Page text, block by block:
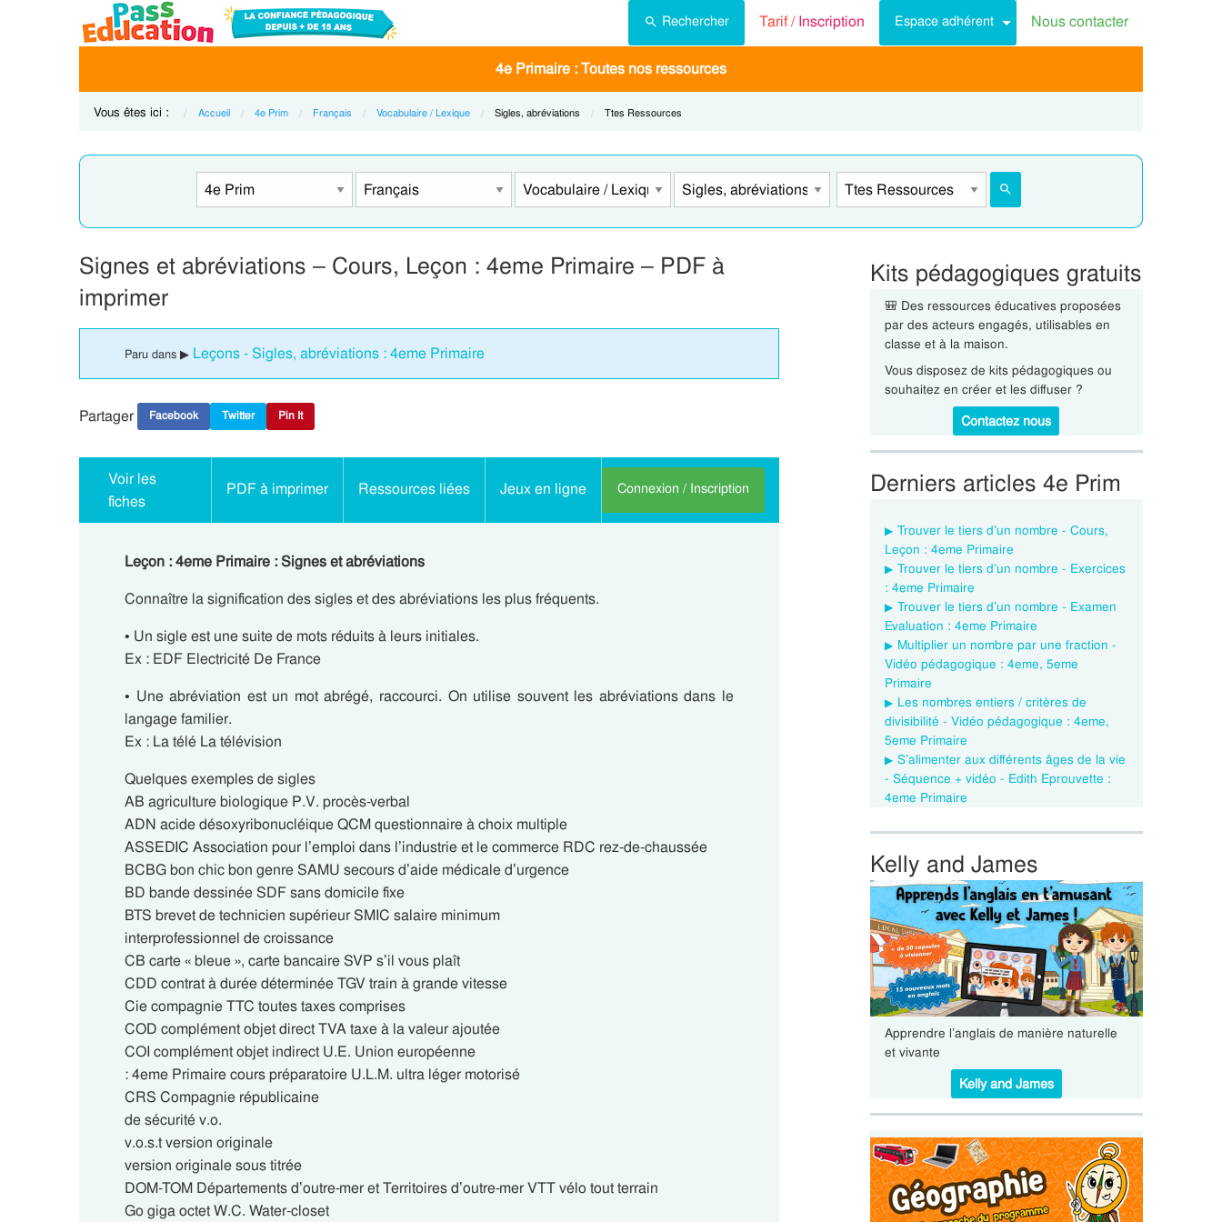
Rechercher Tarif /Inscription Espace adhérent Nous contacter
4e Primaire : Toutes nos ressources
Vous êtes ici : Accueil 4e Prim Français Vocabulaire / Lexique Current:
Sigles, abréviations Current:
Ttes Ressources
Signes et abréviations – Cours, Leçon : 4eme Primaire – PDF à
imprimer
Paru dans ▶ Leçons - Sigles, abréviations : 4eme Primaire
Partager Facebook Twitter Pin It
Voir les
fiches
PDF à imprimer Ressources liées Jeux en ligne Connexion / Inscription
Leçon : 4eme Primaire : Signes et abréviations
Connaître la signification des sigles et des abréviations les plus fréquents.
• Un sigle est une suite de mots réduits à leurs initiales.
Ex : EDF Electricité De France
• Une abréviation est un mot abrégé, raccourci. On utilise souvent les abréviations dans le
langage familier.
Ex : La télé La télévision
Quelques exemples de sigles
AB agriculture biologique P.V. procès-verbal
ADN acide désoxyribonucléique QCM questionnaire à choix multiple
ASSEDIC Association pour l’emploi dans l’industrie et le commerce RDC rez-de-chaussée
BCBG bon chic bon genre SAMU secours d’aide médicale d’urgence
BD bande dessinée SDF sans domicile fixe
BTS brevet de technicien supérieur SMIC salaire minimum
interprofessionnel de croissance
CB carte « bleue », carte bancaire SVP s’il vous plaît
CDD contrat à durée déterminée TGV train à grande vitesse
Cie compagnie TTC toutes taxes comprises
COD complément objet direct TVA taxe à la valeur ajoutée
COI complément objet indirect U.E. Union européenne
: 4eme Primaire cours préparatoire U.L.M. ultra léger motorisé
CRS Compagnie républicaine
de sécurité v.o.
v.o.s.t version originale
version originale sous titrée
DOM-TOM Départements d’outre-mer et Territoires d’outre-mer VTT vélo tout terrain
Go giga octet W.C. Water-closet
Kits pédagogiques gratuits
🎒 Des ressources éducatives proposées
par des acteurs engagés, utilisables en
classe et à la maison.
Vous disposez de kits pédagogiques ou
souhaitez en créer et les diffuser ?
Contactez nous
Derniers articles 4e Prim
Trouver le tiers d’un nombre - Cours,
Leçon : 4eme Primaire
Trouver le tiers d’un nombre - Exercices
: 4eme Primaire
Trouver le tiers d’un nombre - Examen
Evaluation : 4eme Primaire
Multiplier un nombre par une fraction -
Vidéo pédagogique : 4eme, 5eme
Primaire
Les nombres entiers / critères de
divisibilité - Vidéo pédagogique : 4eme,
5eme Primaire
S’alimenter aux différents âges de la vie
- Séquence + vidéo - Edith Eprouvette :
4eme Primaire
Kelly and James
Apprendre l’anglais de manière naturelle
et vivante
Kelly and James